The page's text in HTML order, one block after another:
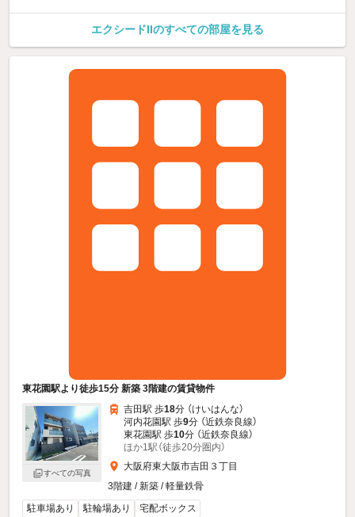
エクシードIIのすべての部屋を見る
東花園駅より徒歩15分 新築 3階建の賃貸物件
すべての写真
吉田駅 歩18分 （けいはんな）
河内花園駅 歩9分 （近鉄奈良線）
東花園駅 歩10分 （近鉄奈良線）
ほか1駅（徒歩20分圏内）
大阪府東大阪市吉田３丁目
3階建 / 新築 / 軽量鉄骨
駐車場あり
駐輪場あり 宅配ボックス